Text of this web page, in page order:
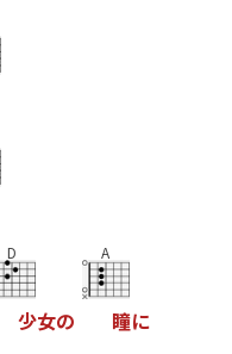
D
少女の
A
瞳に